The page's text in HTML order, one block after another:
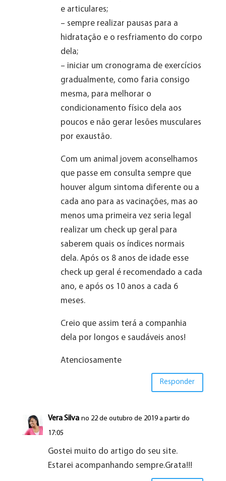
e articulares;
– sempre realizar pausas para a
hidratação e o resfriamento do corpo
dela;
– iniciar um cronograma de exercícios
gradualmente, como faria consigo
mesma, para melhorar o
condicionamento físico dela aos
poucos e não gerar lesões musculares
por exaustão.
Com um animal jovem aconselhamos
que passe em consulta sempre que
houver algum sintoma diferente ou a
cada ano para as vacinações, mas ao
menos uma primeira vez seria legal
realizar um check up geral para
saberem quais os índices normais
dela. Após os 8 anos de idade esse
check up geral é recomendado a cada
ano, e após os 10 anos a cada 6
meses.
Creio que assim terá a companhia
dela por longos e saudáveis anos!
Atenciosamente
Responder
Vera Silva no 22 de outubro de 2019 a partir do
17:05
Gostei muito do artigo do seu site.
Estarei acompanhando sempre.Grata!!!